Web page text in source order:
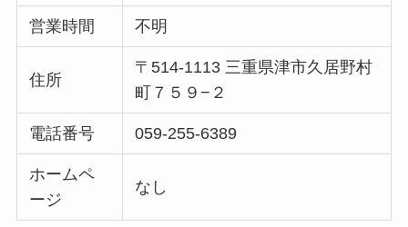
営業時間 不明
住所
〒514-1113 三重県津市久居野村
町７５９−２
電話番号 059-255-6389
ホームペ
ージ
なし